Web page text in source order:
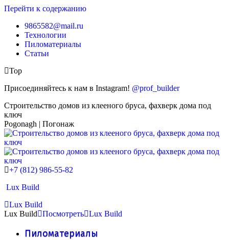
Перейти к содержанию
9865582@mail.ru
Технологии
Пиломатериалы
Статьи
Top
Присоединяйтесь к нам в Instagram! @prof_builder
Строительство домов из клееного бруса, фахверк дома под
ключ
Pogonagh | Погонаж
+7 (812) 986-55-82
Lux Build
Lux Build
Lux Build
Посмотреть Lux Build
Пиломатериалы